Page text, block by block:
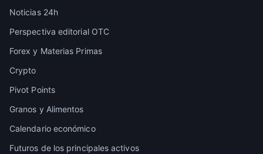
Noticias 24h
Perspectiva editorial OTC
Forex y Materias Primas
Crypto
Pivot Points
Granos y Alimentos
Calendario económico
Futuros de los principales activos